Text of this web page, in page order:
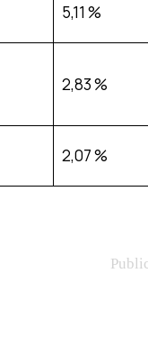
5,11 %
2,83 %
2,07 %